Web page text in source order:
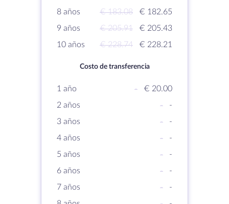
8 años
€ 183.08
€ 182.65
9 años
€ 205.91
€ 205.43
10 años
€ 228.74 € 228.21
Costo de transferencia
1 año -
€ 20.00
2 años
-
-
3 años
-
-
4 años
-
-
5 años
-
-
6 años
-
-
7 años
-
-